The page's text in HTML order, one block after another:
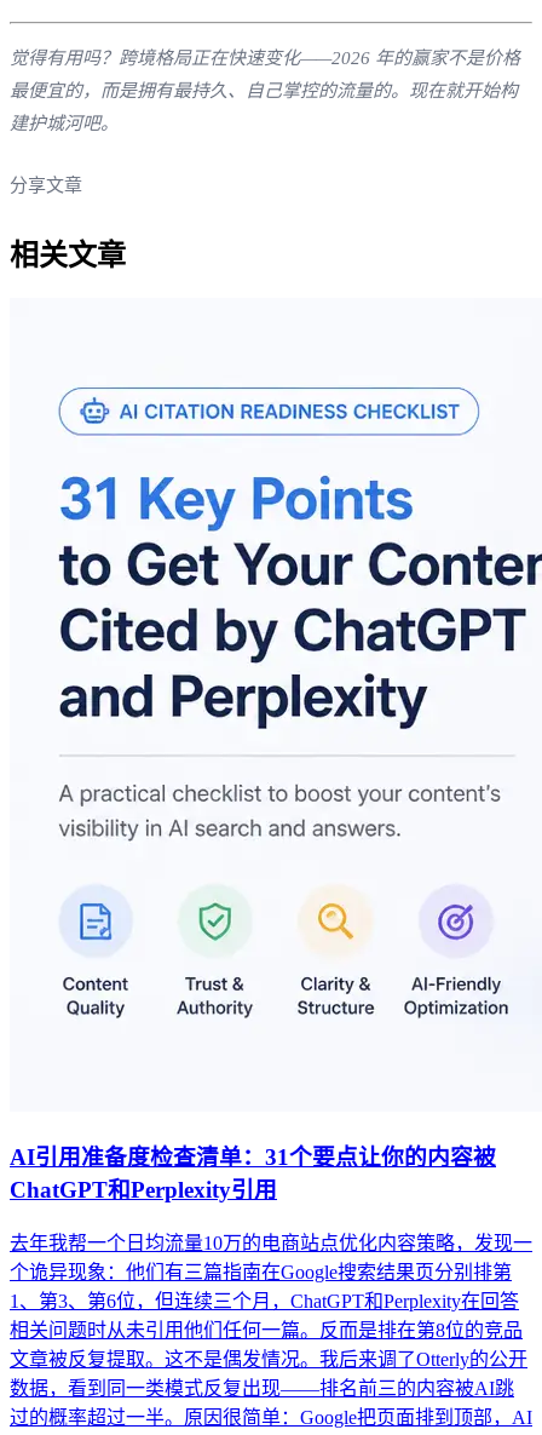
觉得有用吗？跨境格局正在快速变化——2026 年的赢家不是价格
最便宜的，而是拥有最持久、自己掌控的流量的。现在就开始构
建护城河吧。
分享文章
相关文章
AI引用准备度检查清单：31个要点让你的内容被
ChatGPT和Perplexity引用
去年我帮一个日均流量10万的电商站点优化内容策略，发现一
个诡异现象：他们有三篇指南在Google搜索结果页分别排第
1、第3、第6位，但连续三个月，ChatGPT和Perplexity在回答
相关问题时从未引用他们任何一篇。反而是排在第8位的竞品
文章被反复提取。这不是偶发情况。我后来调了Otterly的公开
数据，看到同一类模式反复出现——排名前三的内容被AI跳
过的概率超过一半。原因很简单：Google把页面排到顶部，AI